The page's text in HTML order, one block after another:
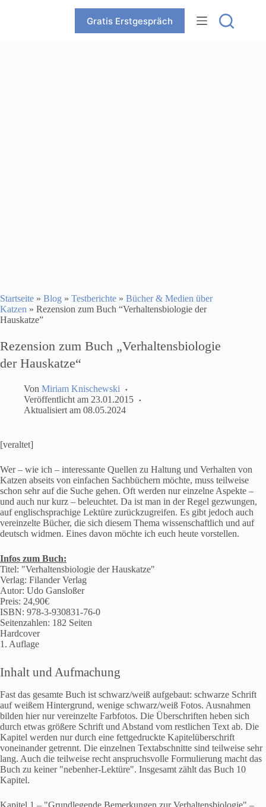
Gratis Erstgespräch
Startseite » Blog » Testberichte » Bücher & Medien über
Katzen » Rezension zum Buch “Verhaltensbiologie der
Hauskatze”
Rezension zum Buch „Verhaltensbiologie
der Hauskatze“
Von Miriam Knischewski
Veröffentlicht am 23.01.2015
Aktualisiert am 08.05.2024
[veraltet]
Wer – wie ich – interessante Quellen zu Haltung und Verhalten von
Katzen abseits von einfachen Sachbüchern möchte, muss teilweise
schon sehr auf die Suche gehen. Oft werden nur einzelne Aspekte –
und auch nur kurz – beleuchtet. Da ist man in der Regel gezwungen,
auf englischsprachige Lektüre zurückzugreifen. Es gibt jedoch auch
vereinzelte Bücher, die sich diesem Thema wissenschaftlich und auf
deutsch widmen. Eines davon möchte ich euch heute vorstellen.
Infos zum Buch:
Titel: "Verhaltensbiologie der Hauskatze"
Verlag: Filander Verlag
Autor: Udo Gansloßer
Preis: 24,90€
ISBN: 978-3-930831-76-0
Seitenzahlen: 182 Seiten
Hardcover
1. Auflage
Inhalt und Aufmachung
Fast das gesamte Buch ist schwarz/weiß aufgebaut: schwarze Schrift
auf weißem Hintergrund, wenige schwarz/weiß Fotos. Ausnahmen
bilden hier nur vereinzelte Farbfotos. Die Überschriften heben sich
durch etwas größere Schrift und Abstand vom restlichen Text ab. Die
Kapitel werden nur durch eine fettgedruckte Kapitelüberschrift
voneinander getrennt. Die einzelnen Textabschnitte sind teilweise sehr
lang. Auch die teilweise recht anspruchsvolle Formulierung macht das
Buch zu keiner "nebenher-Lektüre". Insgesamt zählt das Buch 10
Kapitel.